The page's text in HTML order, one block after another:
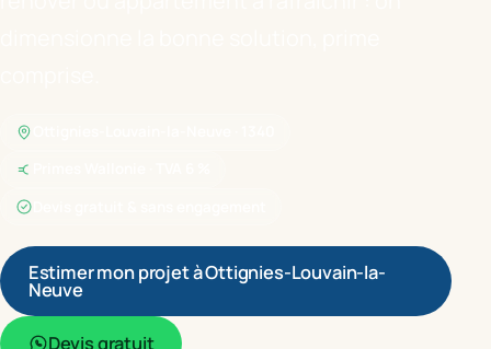
Estimer mon projet à Ottignies-Louvain-la-
Neuve
Devis gratuit